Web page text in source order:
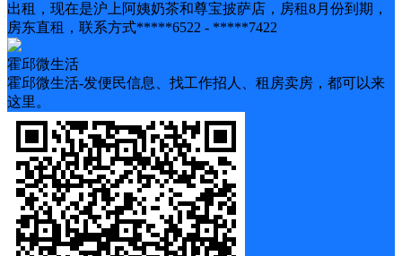
出租，现在是沪上阿姨奶茶和尊宝披萨店，房租8月份到期，
房东直租，联系方式*****6522 - *****7422
霍邱微生活
霍邱微生活-发便民信息、找工作招人、租房卖房，都可以来
这里。